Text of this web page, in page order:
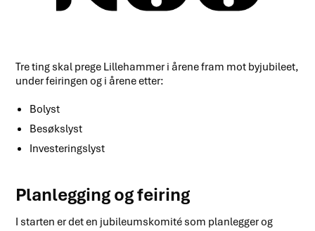
Tre ting skal prege Lillehammer i årene fram mot byjubileet,
under feiringen og i årene etter:
Bolyst
Besøkslyst
Investeringslyst
Planlegging og feiring
I starten er det en jubileumskomité som planlegger og